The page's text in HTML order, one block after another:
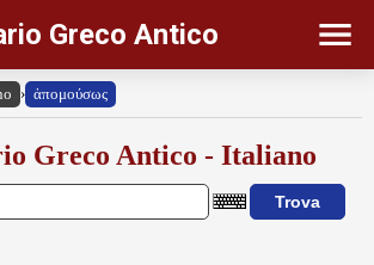
Greco Antico
› ἀπομούσως
Greco Antico - Italiano